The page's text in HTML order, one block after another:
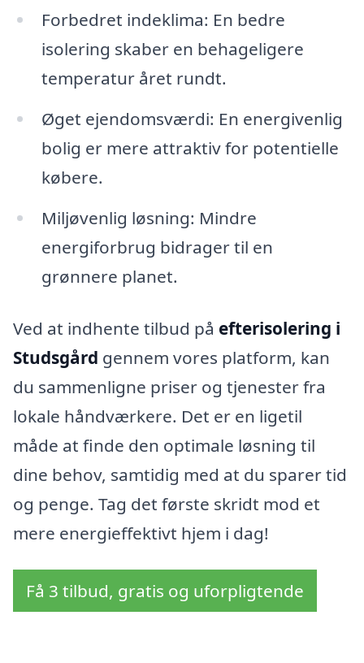
Forbedret indeklima: En bedre
isolering skaber en behageligere
temperatur året rundt.
Øget ejendomsværdi: En energivenlig
bolig er mere attraktiv for potentielle
købere.
Miljøvenlig løsning: Mindre
energiforbrug bidrager til en
grønnere planet.
Ved at indhente tilbud på efterisolering i
Studsgård gennem vores platform, kan
du sammenligne priser og tjenester fra
lokale håndværkere. Det er en ligetil
måde at finde den optimale løsning til
dine behov, samtidig med at du sparer tid
og penge. Tag det første skridt mod et
mere energieffektivt hjem i dag!
Få 3 tilbud, gratis og uforpligtende